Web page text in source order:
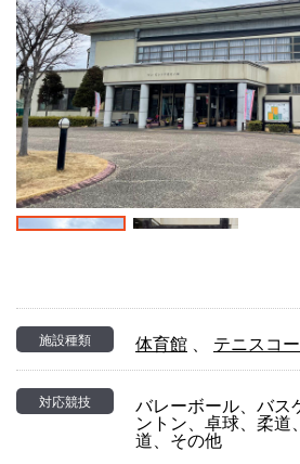
施設種類 体育館 、 テニスコ
対応競技 バレーボール、バス
ントン、卓球、柔道
道、その他